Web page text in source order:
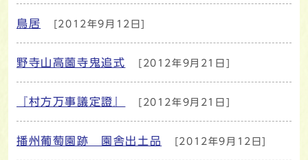
鳥居 [2012年9月12日]
野寺山高薗寺鬼追式 [2012年9月21日]
『村方万事議定證』 [2012年9月21日]
播州葡萄園跡 園舎出土品 [2012年9月12日]